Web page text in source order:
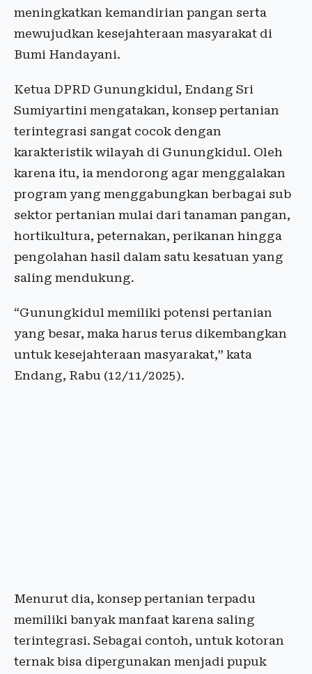
meningkatkan kemandirian pangan serta
mewujudkan kesejahteraan masyarakat di
Bumi Handayani.
Ketua DPRD Gunungkidul, Endang Sri
Sumiyartini mengatakan, konsep pertanian
terintegrasi sangat cocok dengan
karakteristik wilayah di Gunungkidul. Oleh
karena itu, ia mendorong agar menggalakan
program yang menggabungkan berbagai sub
sektor pertanian mulai dari tanaman pangan,
hortikultura, peternakan, perikanan hingga
pengolahan hasil dalam satu kesatuan yang
saling mendukung.
“Gunungkidul memiliki potensi pertanian
yang besar, maka harus terus dikembangkan
untuk kesejahteraan masyarakat,” kata
Endang, Rabu (12/11/2025).
Menurut dia, konsep pertanian terpadu
memiliki banyak manfaat karena saling
terintegrasi. Sebagai contoh, untuk kotoran
ternak bisa dipergunakan menjadi pupuk